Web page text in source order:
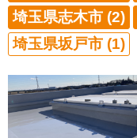
埼玉県志木市 (2)
埼玉県坂戸市 (1)